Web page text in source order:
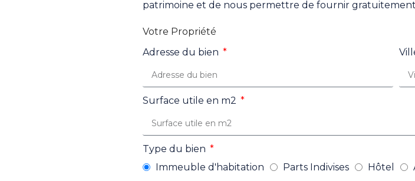
patrimoine et de nous permettre de fournir
Votre Propriété
Adresse du bien
Surface utile en m2
Type du bien
Immeuble d'habitation
Parts Indivises Hôtel